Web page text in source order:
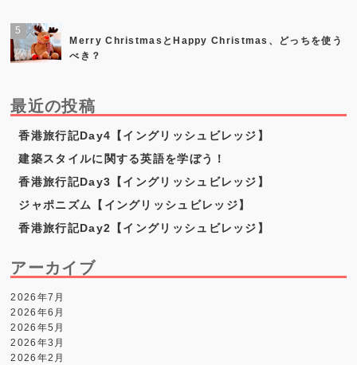
Merry ChristmasとHappy Christmas、どっちを使う
べき？
最近の投稿
香港旅行記Day4【イングリッシュビレッジ】
建築スタイルに関する英語を学ぼう！
香港旅行記Day3【イングリッシュビレッジ】
ジャポニズム【イングリッシュビレッジ】
香港旅行記Day2【イングリッシュビレッジ】
アーカイブ
2026年7月
2026年6月
2026年5月
2026年3月
2026年2月